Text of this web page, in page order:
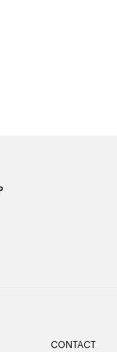
CONTACT